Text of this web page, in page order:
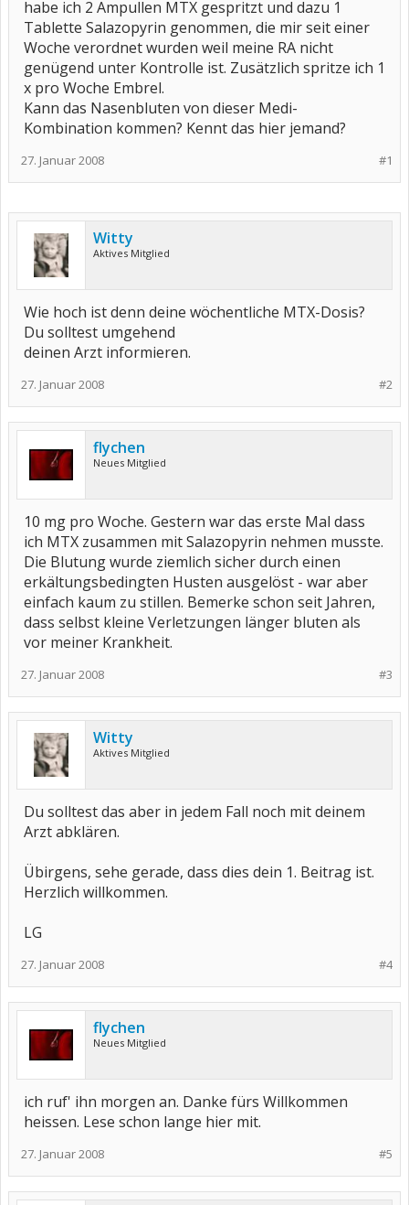
habe ich 2 Ampullen MTX gespritzt und dazu 1
Tablette Salazopyrin genommen, die mir seit einer
Woche verordnet wurden weil meine RA nicht
genügend unter Kontrolle ist. Zusätzlich spritze ich 1
x pro Woche Embrel.
Kann das Nasenbluten von dieser Medi-
Kombination kommen? Kennt das hier jemand?
#1
27. Januar 2008
Witty
Aktives Mitglied
Wie hoch ist denn deine wöchentliche MTX-Dosis?
Du solltest umgehend
deinen Arzt informieren.
#2
27. Januar 2008
flychen
Neues Mitglied
10 mg pro Woche. Gestern war das erste Mal dass
ich MTX zusammen mit Salazopyrin nehmen musste.
Die Blutung wurde ziemlich sicher durch einen
erkältungsbedingten Husten ausgelöst - war aber
einfach kaum zu stillen. Bemerke schon seit Jahren,
dass selbst kleine Verletzungen länger bluten als
vor meiner Krankheit.
#3
27. Januar 2008
Witty
Aktives Mitglied
Du solltest das aber in jedem Fall noch mit deinem
Arzt abklären.
Übirgens, sehe gerade, dass dies dein 1. Beitrag ist.
Herzlich willkommen.
LG
#4
27. Januar 2008
flychen
Neues Mitglied
ich ruf' ihn morgen an. Danke fürs Willkommen
heissen. Lese schon lange hier mit.
#5
27. Januar 2008